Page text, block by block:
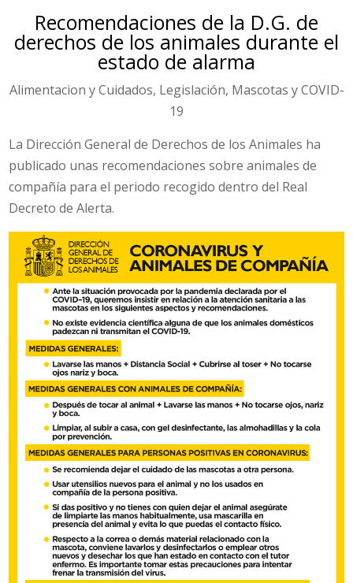
Recomendaciones de la D.G. de
derechos de los animales durante el
estado de alarma
Alimentacion y Cuidados, Legislación, Mascotas y COVID-
19
La Dirección General de Derechos de los Animales ha
publicado unas recomendaciones sobre animales de
compañía para el periodo recogido dentro del Real
Decreto de Alerta.